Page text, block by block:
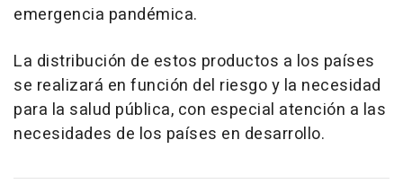
emergencia pandémica.
La distribución de estos productos a los países
se realizará en función del riesgo y la necesidad
para la salud pública, con especial atención a las
necesidades de los países en desarrollo.